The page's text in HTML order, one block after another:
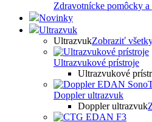
Zdravotnícke pomôcky a
Novinky
Ultrazvuk
UltrazvukZobraziť
Ultrazvukové prístroje
Ultrazvukové
Doppler ultrazvuk
Doppler ultrazvuk